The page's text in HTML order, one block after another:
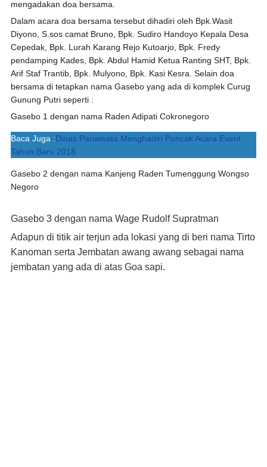
mengadakan doa bersama.
Dalam acara doa bersama tersebut dihadiri oleh Bpk.Wasit
Diyono, S.sos camat Bruno, Bpk. Sudiro Handoyo Kepala Desa
Cepedak, Bpk. Lurah Karang Rejo Kutoarjo, Bpk. Fredy
pendamping Kades, Bpk. Abdul Hamid Ketua Ranting SHT, Bpk.
Arif Staf Trantib, Bpk. Mulyono, Bpk. Kasi Kesra. Selain doa
bersama di tetapkan nama Gasebo yang ada di komplek Curug
Gunung Putri seperti :
Gasebo 1 dengan nama Raden Adipati Cokronegoro
Baca Juga :Dinas Pariwisata Menghadiri Puncak Acara Event
Tahun Baru 2018
Gasebo 2 dengan nama Kanjeng Raden Tumenggung Wongso
Negoro
Gasebo 3 dengan nama Wage Rudolf Supratman
Adapun di titik air terjun ada lokasi yang di beri nama Tirto
Kanoman serta Jembatan awang awang sebagai nama
jembatan yang ada di atas Goa sapi.